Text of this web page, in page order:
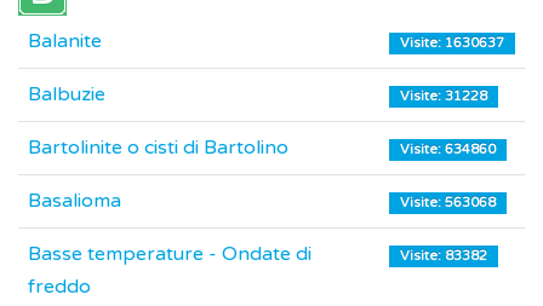
Balanite Visite: 1630637
Balbuzie Visite: 31228
Bartolinite o cisti di Bartolino Visite: 634860
Basalioma Visite: 563068
Basse temperature - Ondate di
freddo
Visite: 83382